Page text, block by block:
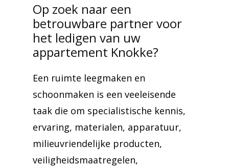
Op zoek naar een
betrouwbare partner voor
het ledigen van uw
appartement Knokke?
Een ruimte leegmaken en
schoonmaken is een veeleisende
taak die om specialistische kennis,
ervaring, materialen, apparatuur,
milieuvriendelijke producten,
veiligheidsmaatregelen,